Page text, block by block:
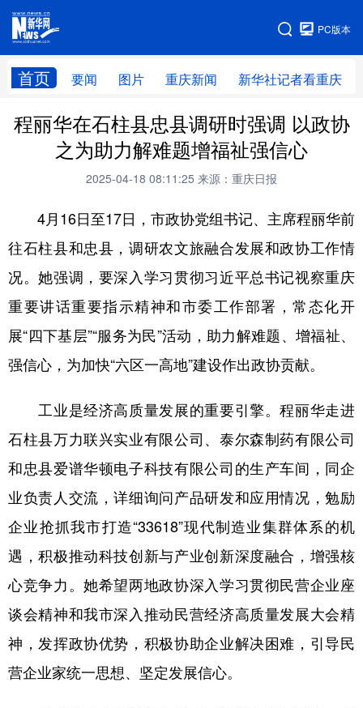
PC版本
首页 要闻 图片 重庆新闻 新华社记者看重庆
网站地图
程丽华在石柱县忠县调研时强调 以政协
之为助力解难题增福祉强信心
2025-04-18 08:11:25 来源：重庆日报
4月16日至17日，市政协党组书记、主席程丽华前
往石柱县和忠县，调研农文旅融合发展和政协工作情
况。她强调，要深入学习贯彻习近平总书记视察重庆
重要讲话重要指示精神和市委工作部署，常态化开
展“四下基层”“服务为民”活动，助力解难题、增福祉、
强信心，为加快“六区一高地”建设作出政协贡献。
工业是经济高质量发展的重要引擎。程丽华走进
石柱县万力联兴实业有限公司、泰尔森制药有限公司
和忠县爱谱华顿电子科技有限公司的生产车间，同企
业负责人交流，详细询问产品研发和应用情况，勉励
企业抢抓我市打造“33618”现代制造业集群体系的机
遇，积极推动科技创新与产业创新深度融合，增强核
心竞争力。她希望两地政协深入学习贯彻民营企业座
谈会精神和我市深入推动民营经济高质量发展大会精
神，发挥政协优势，积极协助企业解决困难，引导民
营企业家统一思想、坚定发展信心。